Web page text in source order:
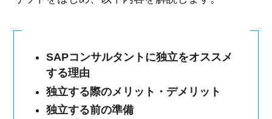
SAPコンサルタントに独立をオススメ
する理由
独立する際のメリット・デメリット
独立する前の準備